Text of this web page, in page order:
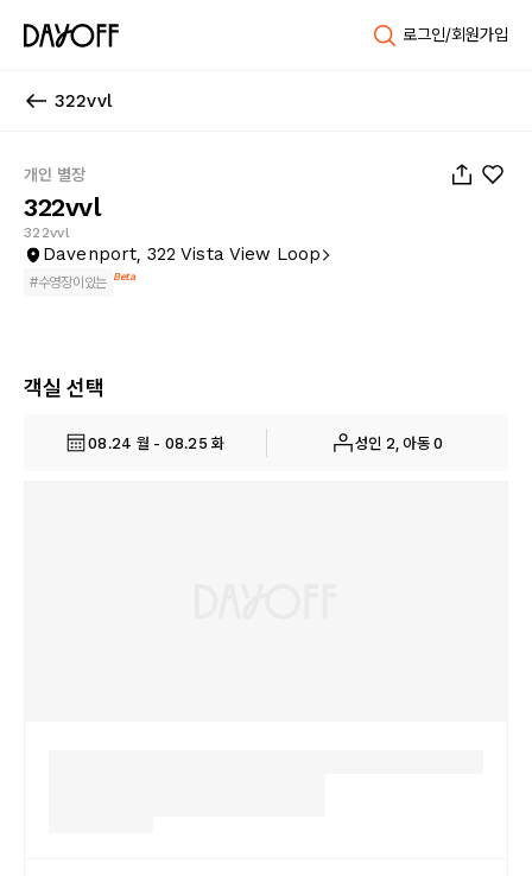
로그인/회원가입
322vvl
개인 별장
322vvl
322vvl
Davenport, 322 Vista View Loop
#수영장이있는 Beta
객실 선택
08.24 월 - 08.25 화 성인 2, 아동 0